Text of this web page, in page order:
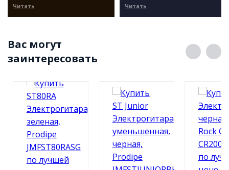
Читать Читать
Вас могут
заинтересовать